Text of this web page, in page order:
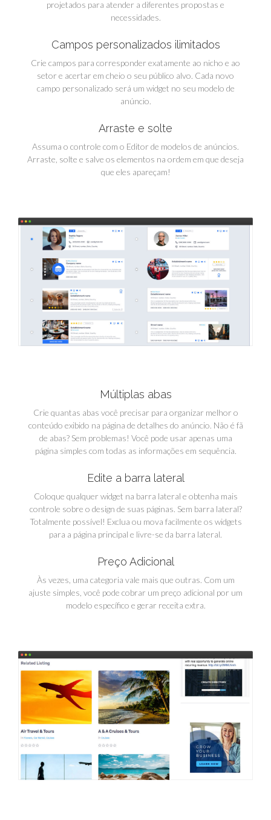
projetados para atender a diferentes propostas e
necessidades.
Campos personalizados ilimitados
Crie campos para corresponder exatamente ao nicho e ao
setor e acertar em cheio o seu público alvo. Cada novo
campo personalizado será um widget no seu modelo de
anúncio.
Arraste e solte
Assuma o controle com o Editor de modelos de anúncios.
Arraste, solte e salve os elementos na ordem em que deseja
que eles apareçam!
Múltiplas abas
Crie quantas abas você precisar para organizar melhor o
conteúdo exibido na página de detalhes do anúncio. Não é fã
de abas? Sem problemas! Você pode usar apenas uma
página simples com todas as informações em sequência.
Edite a barra lateral
Coloque qualquer widget na barra lateral e obtenha mais
controle sobre o design de suas páginas. Sem barra lateral?
Totalmente possível! Exclua ou mova facilmente os widgets
para a página principal e livre-se da barra lateral.
Preço Adicional
Às vezes, uma categoria vale mais que outras. Com um
ajuste simples, você pode cobrar um preço adicional por um
modelo específico e gerar receita extra.